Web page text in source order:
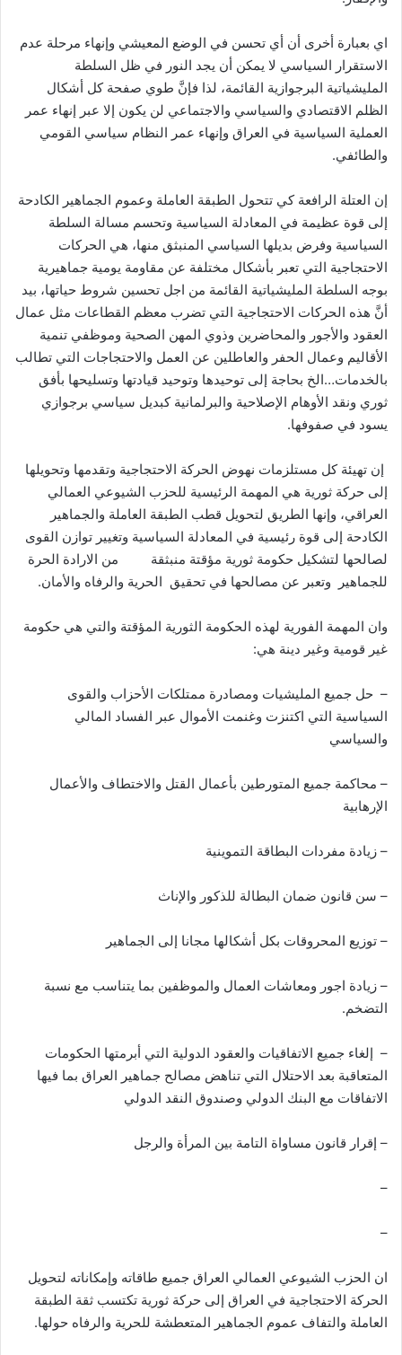
اي بعبارة أخرى أن أي تحسن في الوضع المعيشي وإنهاء مرحلة عدم
الاستقرار السياسي لا يمكن أن يجد النور في ظل السلطة
المليشياتية البرجوازية القائمة، لذا فإنَّ طوي صفحة كل أشكال
الظلم الاقتصادي والسياسي والاجتماعي لن يكون إلا عبر إنهاء عمر
العملية السياسية في العراق وإنهاء عمر النظام سياسي القومي
والطائفي.
إن العتلة الرافعة كي تتحول الطبقة العاملة وعموم الجماهير الكادحة
إلى قوة عظيمة في المعادلة السياسية وتحسم مسالة السلطة
السياسية وفرض بديلها السياسي المنبثق منها، هي الحركات
الاحتجاجية التي تعبر بأشكال مختلفة عن مقاومة يومية جماهيرية
بوجه السلطة المليشياتية القائمة من اجل تحسين شروط حياتها، بيد
أنَّ هذه الحركات الاحتجاجية التي تضرب معظم القطاعات مثل عمال
العقود والأجور والمحاضرين وذوي المهن الصحية وموظفي تنمية
الأقاليم وعمال الحفر والعاطلين عن العمل والاحتجاجات التي تطالب
بالخدمات…الخ بحاجة إلى توحيدها وتوحيد قيادتها وتسليحها بأفق
ثوري ونقد الأوهام الإصلاحية والبرلمانية كبديل سياسي برجوازي
يسود في صفوفها.
إن تهيئة كل مستلزمات نهوض الحركة الاحتجاجية وتقدمها وتحويلها
إلى حركة ثورية هي المهمة الرئيسية للحزب الشيوعي العمالي
العراقي، وإنها الطريق لتحويل قطب الطبقة العاملة والجماهير
الكادحة إلى قوة رئيسية في المعادلة السياسية وتغيير توازن القوى
لصالحها لتشكيل حكومة ثورية مؤقتة منبثقة من الارادة الحرة
للجماهير وتعبر عن مصالحها في تحقيق الحرية والرفاه والأمان.
وان المهمة الفورية لهذه الحكومة الثورية المؤقتة والتي هي حكومة
غير قومية وغير دينة هي:
– حل جميع المليشيات ومصادرة ممتلكات الأحزاب والقوى
السياسية التي اكتنزت وغنمت الأموال عبر الفساد المالي
والسياسي
– محاكمة جميع المتورطين بأعمال القتل والاختطاف والأعمال
الإرهابية
– زيادة مفردات البطاقة التموينية
– سن قانون ضمان البطالة للذكور والإناث
– توزيع المحروقات بكل أشكالها مجانا إلى الجماهير
– زيادة اجور ومعاشات العمال والموظفين بما يتناسب مع نسبة
التضخم.
– إلغاء جميع الاتفاقيات والعقود الدولية التي أبرمتها الحكومات
المتعاقبة بعد الاحتلال التي تناهض مصالح جماهير العراق بما فيها
الاتفاقات مع البنك الدولي وصندوق النقد الدولي
– إقرار قانون مساواة التامة بين المرأة والرجل
–
–
ان الحزب الشيوعي العمالي العراق جميع طاقاته وإمكاناته لتحويل
الحركة الاحتجاجية في العراق إلى حركة ثورية تكتسب ثقة الطبقة
العاملة والتفاف عموم الجماهير المتعطشة للحرية والرفاه حولها.